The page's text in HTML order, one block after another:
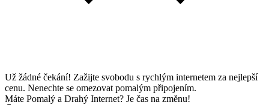
Už žádné čekání! Zažijte svobodu s rychlým internetem za nejlepší
cenu. Nenechte se omezovat pomalým připojením.
Máte Pomalý a Drahý Internet? Je čas na změnu!